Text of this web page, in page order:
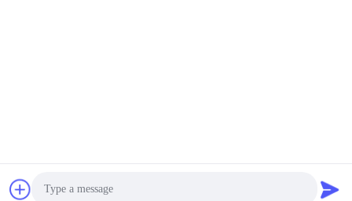
중국 좋은 품질 터치 스크린 모니터 공급자. 저작권 2019-2026 Guangzhou Lie
Jiang Electronic Technology Co., Ltd. 모든 권리는 보호됩니다.